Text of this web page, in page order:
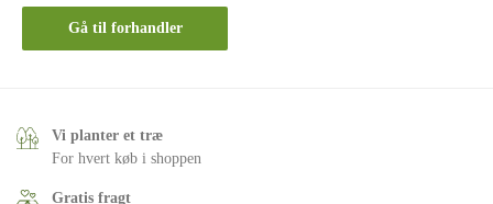
Gå til forhandler
Vi planter et træ
For hvert køb i shoppen
Gratis fragt